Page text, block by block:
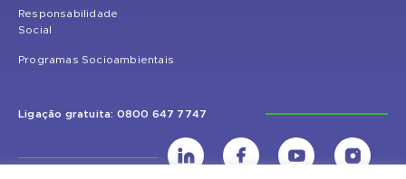
Responsabilidade
Social
Programas Socioambientais
Ligação gratuita: 0800 647 7747